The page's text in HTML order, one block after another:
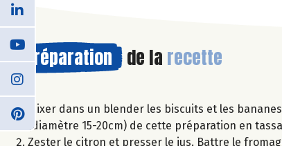
Préparation de la recette
Mixer dans un blender les biscuits et les
(diamètre 15-20cm) de cette préparation en
Zester le citron et presser le jus. Battre le